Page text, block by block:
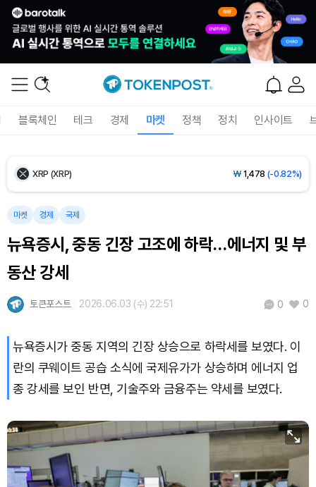
블록체인 테크 경제 마켓 정책 정치 인사이트
Ethereum (ETH) ₩2,751,898(+1.77%)
XRP (XRP) ₩ 1,478 (-0.82%)
Solana (SOL)
TRON (TRX) ₩ 466.7 (+0.18%)
Hyperliquid (HYPE)
Bitcoin (BTC) ₩92,970,798(+1.38%)
마켓 경제 국제
뉴욕증시, 중동 긴장 고조에 하락…에너지 및 부
동산 강세
토큰포스트 2026.06.03 (수) 22:51 0 0
뉴욕증시가 중동 지역의 긴장 상승으로 하락세를 보였다. 이
란의 쿠웨이트 공습 소식에 국제유가가 상승하며 에너지 업
종 강세를 보인 반면, 기술주와 금융주는 약세를 보였다.